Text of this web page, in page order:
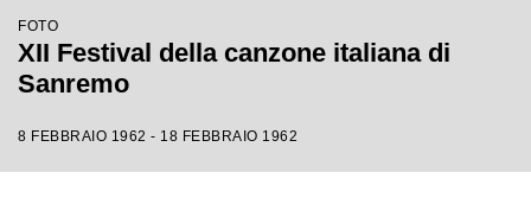
FOTO
XII Festival della canzone italiana di
Sanremo
8 FEBBRAIO 1962 - 18 FEBBRAIO 1962